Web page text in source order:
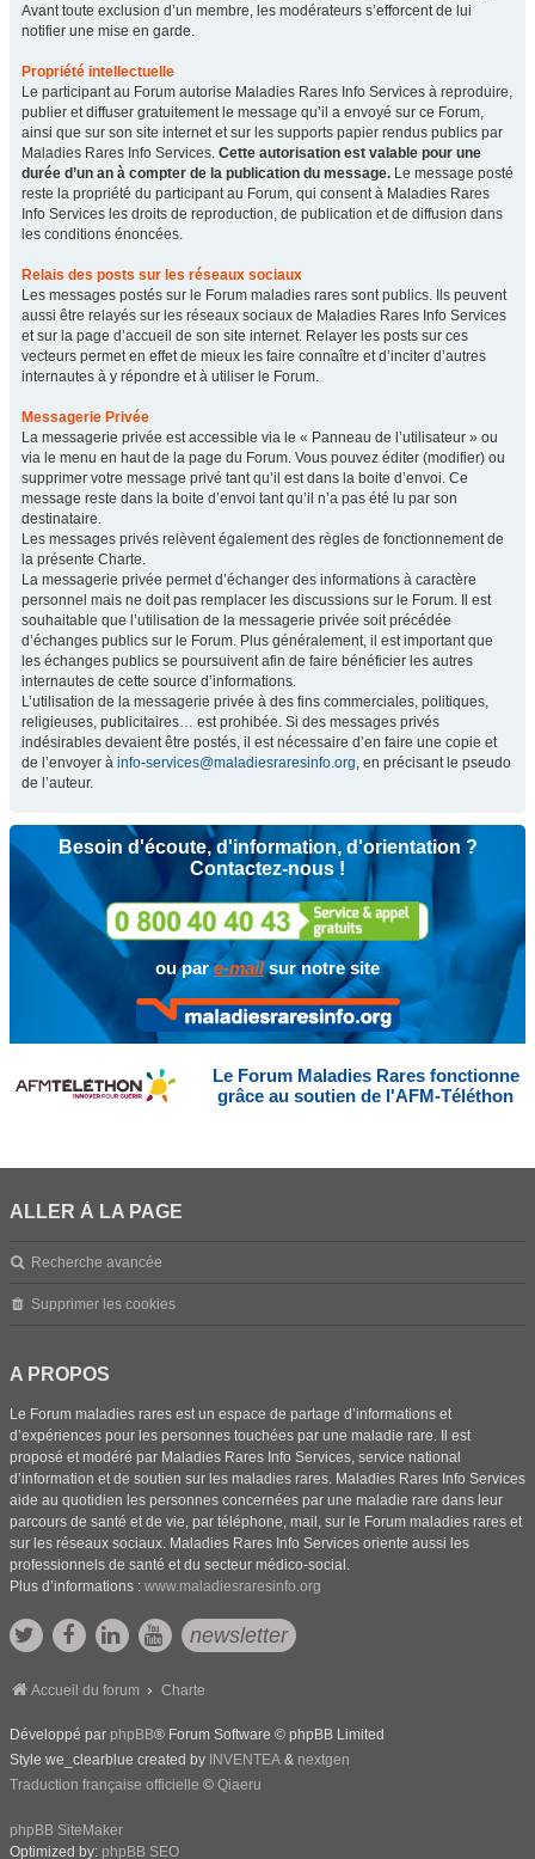
Avant toute exclusion d’un membre, les modérateurs s’efforcent de lui
notifier une mise en garde.
Propriété intellectuelle
Le participant au Forum autorise Maladies Rares Info Services à reproduire,
publier et diffuser gratuitement le message qu’il a envoyé sur ce Forum,
ainsi que sur son site internet et sur les supports papier rendus publics par
Maladies Rares Info Services. Cette autorisation est valable pour une
durée d’un an à compter de la publication du message. Le message posté
reste la propriété du participant au Forum, qui consent à Maladies Rares
Info Services les droits de reproduction, de publication et de diffusion dans
les conditions énoncées.
Relais des posts sur les réseaux sociaux
Les messages postés sur le Forum maladies rares sont publics. Ils peuvent
aussi être relayés sur les réseaux sociaux de Maladies Rares Info Services
et sur la page d’accueil de son site internet. Relayer les posts sur ces
vecteurs permet en effet de mieux les faire connaître et d’inciter d’autres
internautes à y répondre et à utiliser le Forum.
Messagerie Privée
La messagerie privée est accessible via le « Panneau de l’utilisateur » ou
via le menu en haut de la page du Forum. Vous pouvez éditer (modifier) ou
supprimer votre message privé tant qu’il est dans la boite d’envoi. Ce
message reste dans la boite d’envoi tant qu’il n’a pas été lu par son
destinataire.
Les messages privés relèvent également des règles de fonctionnement de
la présente Charte.
La messagerie privée permet d’échanger des informations à caractère
personnel mais ne doit pas remplacer les discussions sur le Forum. Il est
souhaitable que l’utilisation de la messagerie privée soit précédée
d’échanges publics sur le Forum. Plus généralement, il est important que
les échanges publics se poursuivent afin de faire bénéficier les autres
internautes de cette source d’informations.
L’utilisation de la messagerie privée à des fins commerciales, politiques,
religieuses, publicitaires… est prohibée. Si des messages privés
indésirables devaient être postés, il est nécessaire d’en faire une copie et
de l’envoyer à info-services@maladiesraresinfo.org, en précisant le pseudo
de l’auteur.
Besoin d'écoute, d'information, d'orientation ?
Contactez-nous !
ou pare-mailsur notre site
Le Forum Maladies Rares fonctionne
grâce au soutien de l'AFM-Téléthon
ALLER À LA PAGE
Recherche avancée
Supprimer les cookies
A PROPOS
Le Forum maladies rares est un espace de partage d’informations et
d’expériences pour les personnes touchées par une maladie rare. Il est
proposé et modéré par Maladies Rares Info Services, service national
d’information et de soutien sur les maladies rares. Maladies Rares Info Services
aide au quotidien les personnes concernées par une maladie rare dans leur
parcours de santé et de vie, par téléphone, mail, sur le Forum maladies rares et
sur les réseaux sociaux. Maladies Rares Info Services oriente aussi les
professionnels de santé et du secteur médico-social.
Plus d’informations : www.maladiesraresinfo.org
newsletter
Accueil du forum Charte
Développé par phpBB® Forum Software © phpBB Limited
Style we_clearblue created by INVENTEA & nextgen
Traduction française officielle © Qiaeru
phpBB SiteMaker
Optimized by: phpBB SEO